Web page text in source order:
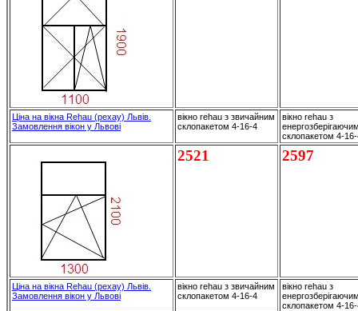
Ціна на вікна Rehau (рехау) Львів.
Замовлення вікон у Львові
вікно rehau з звичайним
склопакетом 4-16-4
вікно rehau з
склопакетом 4-
2521 2597
Ціна на вікна Rehau (рехау) Львів.
Замовлення вікон у Львові
вікно rehau з звичайним
склопакетом 4-16-4
вікно rehau з
склопакетом 4-